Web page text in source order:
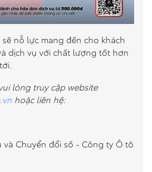
sẽ nỗ lực mang đến cho khách
dịch vụ với chất lượng tốt hơn
lòng truy cập website
hoặc liên hệ:
và Chuyển đổi số - Công ty Ô tô